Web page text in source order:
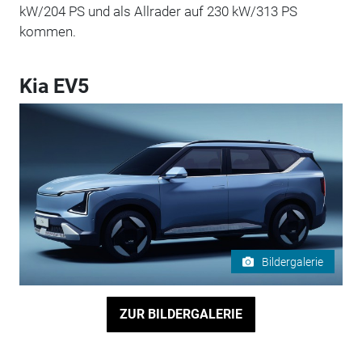
kW/204 PS und als Allrader auf 230 kW/313 PS
kommen.
Kia EV5
Bildergalerie
ZUR BILDERGALERIE